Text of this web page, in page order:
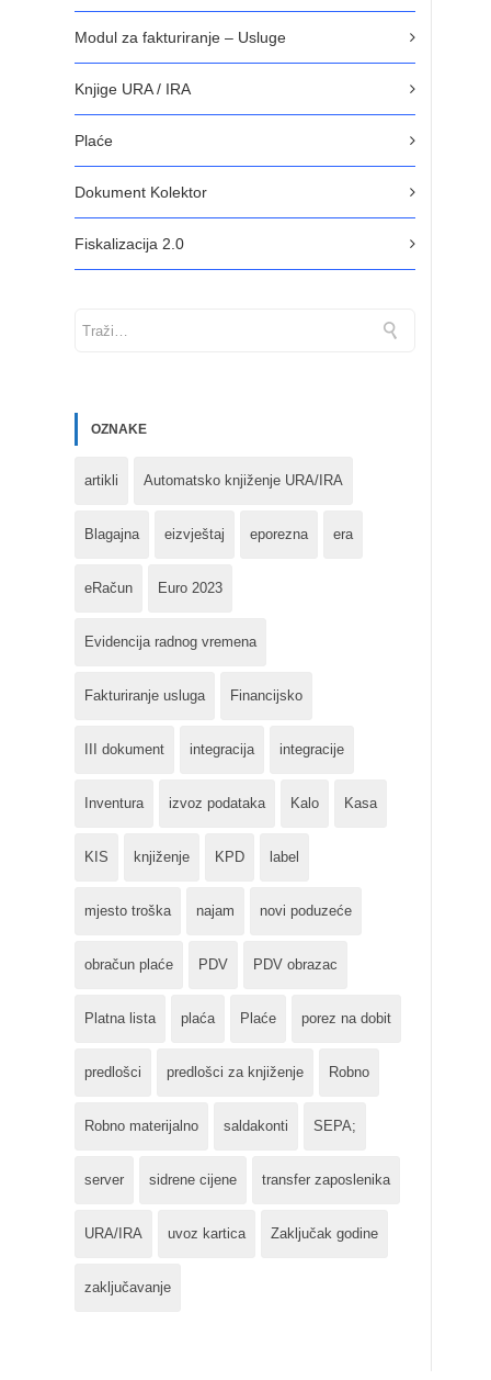
Modul za fakturiranje – Usluge
Knjige URA / IRA
Plaće
Dokument Kolektor
Fiskalizacija 2.0
OZNAKE
artikli Automatsko knjiženje URA/IRA
Blagajna eizvještaj eporezna era
eRačun Euro 2023
Evidencija radnog vremena
Fakturiranje usluga Financijsko
III dokument integracija integracije
Inventura izvoz podataka Kalo Kasa
KIS knjiženje KPD label
mjesto troška najam novi poduzeće
obračun plaće PDV PDV obrazac
Platna lista plaća Plaće porez na dobit
predlošci predlošci za knjiženje Robno
Robno materijalno saldakonti SEPA;
server sidrene cijene transfer zaposlenika
URA/IRA uvoz kartica Zaključak godine
zaključavanje